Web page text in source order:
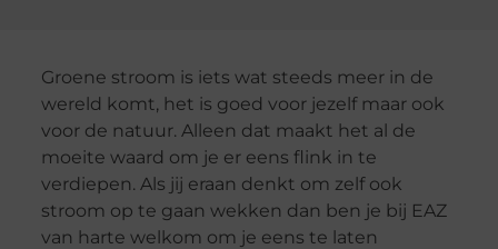
Groene stroom is iets wat steeds meer in de
wereld komt, het is goed voor jezelf maar ook
voor de natuur. Alleen dat maakt het al de
moeite waard om je er eens flink in te
verdiepen. Als jij eraan denkt om zelf ook
stroom op te gaan wekken dan ben je bij EAZ
van harte welkom om je eens te laten